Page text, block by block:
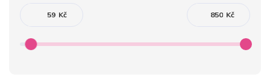
Kč Kč